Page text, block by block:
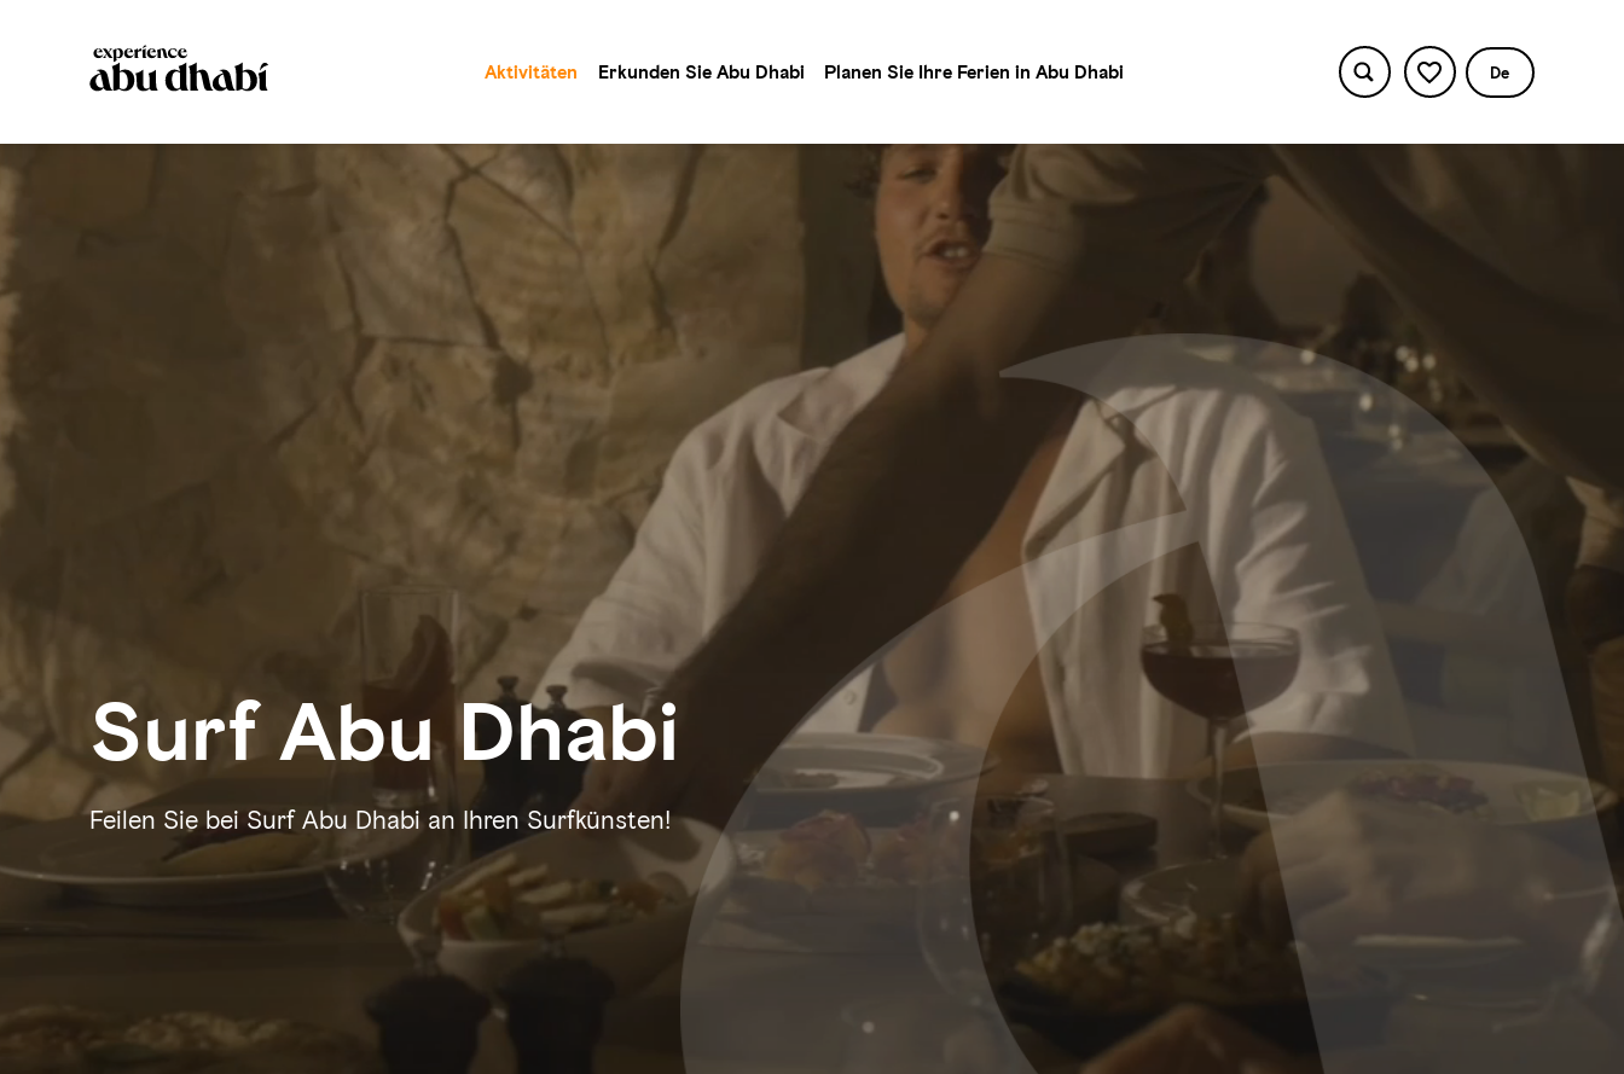
Aktivitäten Erkunden Sie Abu Dhabi Planen Sie Ihre Ferien in Abu Dhabi De
Surf Abu Dhabi
Feilen Sie bei Surf Abu Dhabi an Ihren Surfkünsten!